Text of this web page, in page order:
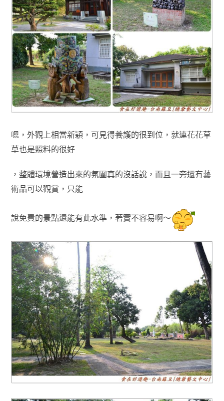
嗯，外觀上相當新穎，可見得養護的很到位 ，就連花花草
草也是照料的很好
，整體環境營造出來的氛圍真的沒話說， 而且一旁還有藝
術品可以觀賞 ，只能
說免費的景點還能有此水準， 著實不容易啊～